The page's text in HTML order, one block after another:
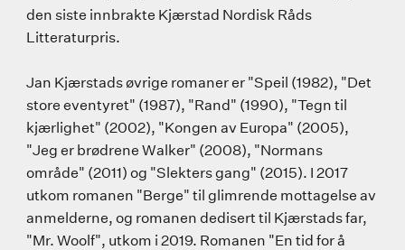
den siste innbrakte Kjærstad Nordisk Råds
Litteraturpris.
Jan Kjærstads øvrige romaner er "Speil (1982), "Det
store eventyret" (1987), "Rand" (1990), "Tegn til
kjærlighet" (2002), "Kongen av Europa" (2005),
"Jeg er brødrene Walker" (2008), "Normans
område" (2011) og "Slekters gang" (2015). I 2017
utkom romanen "Berge" til glimrende mottagelse av
anmelderne, og romanen dedisert til Kjærstads far,
"Mr. Woolf", utkom i 2019. Romanen "En tid for å